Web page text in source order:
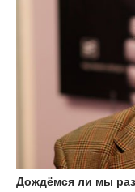
Дождёмся ли мы